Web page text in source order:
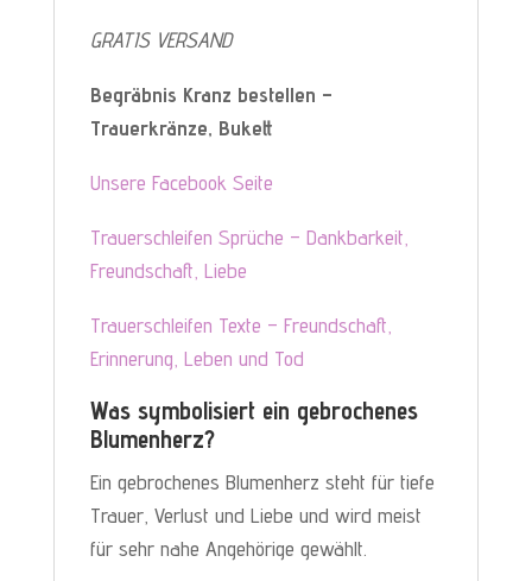
GRATIS VERSAND
Begräbnis Kranz bestellen –
Trauerkränze, Bukett
Unsere Facebook Seite
Trauerschleifen Sprüche – Dankbarkeit,
Freundschaft, Liebe
Trauerschleifen Texte – Freundschaft,
Erinnerung, Leben und Tod
Was symbolisiert ein gebrochenes
Blumenherz?
Ein gebrochenes Blumenherz steht für tiefe
Trauer, Verlust und Liebe und wird meist
für sehr nahe Angehörige gewählt.